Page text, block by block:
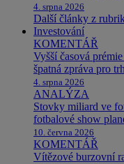
4. srpna 2026
Další články z
Investování
KOMENTÁŘ
Vyšší časová
špatná zpráva pro
4. srpna 2026
ANALÝZA
Stovky miliard ve
fotbalové show
10. června 2026
KOMENTÁŘ
Vítězové burzovní